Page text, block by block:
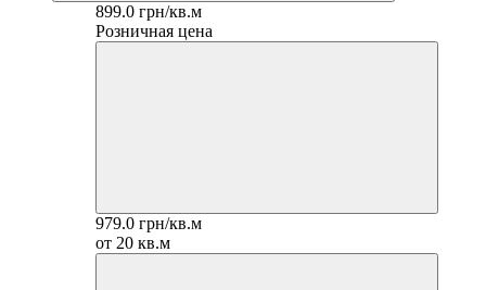
899.0 грн/кв.м
Розничная цена
979.0 грн/кв.м
от 20 кв.м